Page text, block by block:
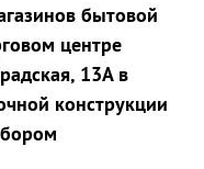
бытовой
центре
13А в
конструкции